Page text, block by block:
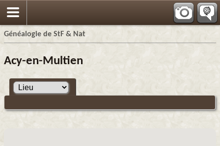
Généalogie de StF & Nat
Acy-en-Multien